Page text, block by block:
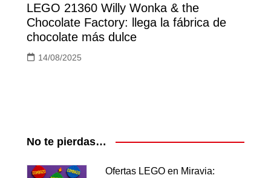
LEGO 21360 Willy Wonka & the
Chocolate Factory: llega la fábrica de
chocolate más dulce
14/08/2025
No te pierdas…
Ofertas LEGO en Miravia: